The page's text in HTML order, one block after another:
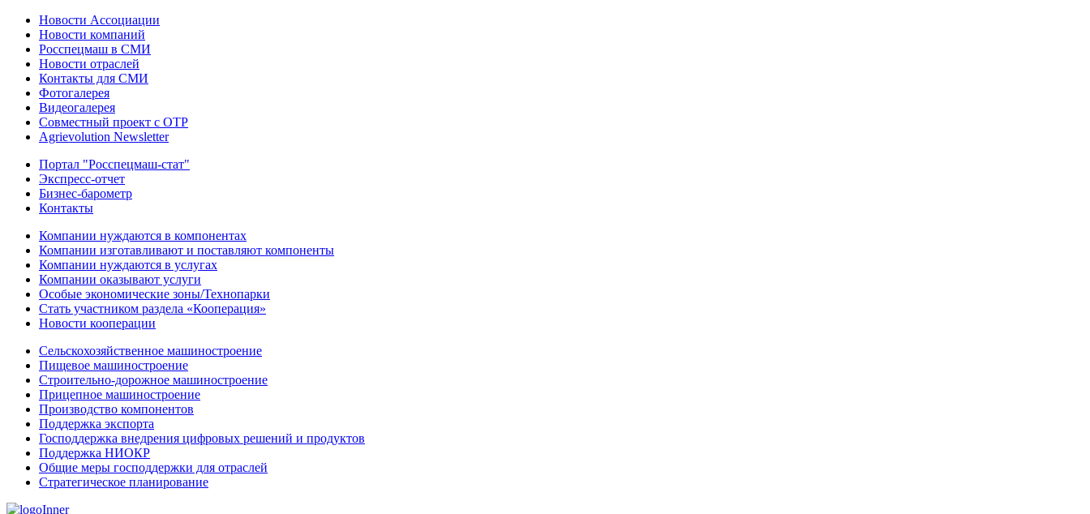
Новости Ассоциации
Новости компаний
Росспецмаш в СМИ
Новости отраслей
Контакты для СМИ
Фотогалерея
Видеогалерея
Совместный проект с ОТР
Agrievolution Newsletter
Портал "Росспецмаш-стат"
Экспресс-отчет
Бизнес-барометр
Контакты
Компании нуждаются в компонентах
Компании изготавливают и поставляют компоненты
Компании нуждаются в услугах
Компании оказывают услуги
Особые экономические зоны/Технопарки
Стать участником раздела «Кооперация»
Новости кооперации
Сельскохозяйственное машиностроение
Пищевое машиностроение
Строительно-дорожное машиностроение
Прицепное машиностроение
Производство компонентов
Поддержка экспорта
Господдержка внедрения цифровых решений и продуктов
Поддержка НИОКР
Общие меры господдержки для отраслей
Стратегическое планирование